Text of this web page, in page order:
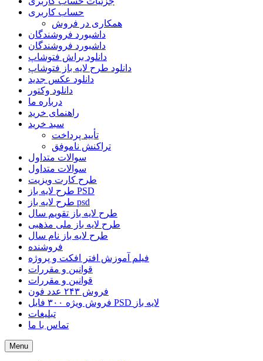
حساب کاربری
همکاری در فروش
داشبورد فروشندگان
داشبورد فروشندگان
دانلود براش فتوشاپ
دانلود طرح لایه باز فتوشاپ
دانلود عکس جدید
دانلود وکتور
درباره ما
راهنمای خرید
سبد خرید
تأیید پرداخت
تراکنش ناموفق
سوالات متداول
سوالات متداول
طرح کارت ویزیت
طرح لایه باز PSD
طرح لایه باز psd
طرح لایه باز تقویم سال
طرح لایه باز ملی مذهبی
طرح لایه باز نام سال
فروشنده
فیلم آموزش افتر افکت و پروژه
قوانین و مقررات
قوانین و مقررات
فروش ۲۴۳ عدد فون
فروش ویژه ۳۰۰ فایل PSD لایه باز
تبلیغات
تماس با ما
Menu